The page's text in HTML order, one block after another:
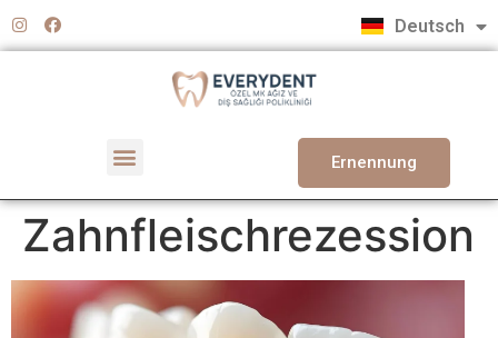
Deutsch
English
Ernennung
Zahnfleischrezession